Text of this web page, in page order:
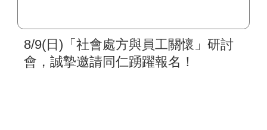
8/9(日)「社會處方與員工關懷」研討
會，誠摯邀請同仁踴躍報名！